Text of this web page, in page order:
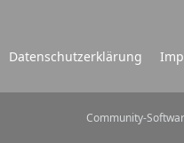
Datenschutzerklärung
Community-